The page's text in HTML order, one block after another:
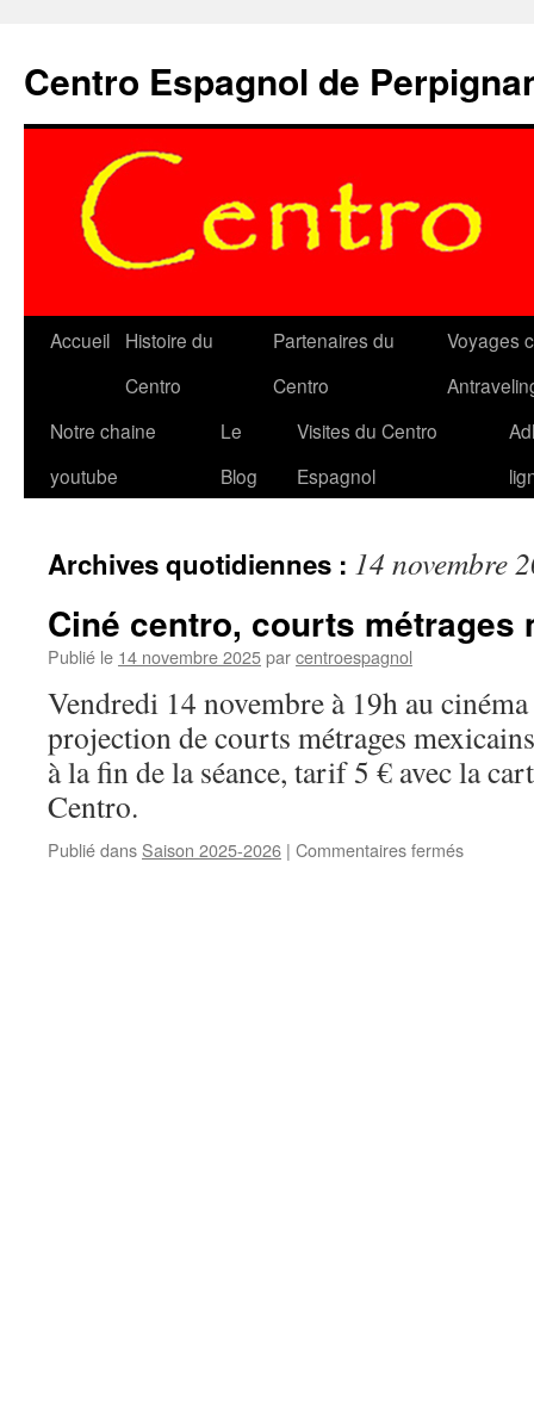
contenu
Centro Espagnol de
Accueil
Histoire du
Centro
Partenaires du
Centro
Voyages
Notre chaine
youtube
Le
Blog
Visites du Centro
Espagnol
Archives quotidiennes : 14 novembre
Ciné centro, courts métrages
Publié le 14 novembre 2025parcentroespagnol
Vendredi 14 novembre à 19h au
projection de courts métrages
à la fin de la séance, tarif 5 € avec la
Centro.
Publié dans Saison 2025-2026 | Commentaires fermés